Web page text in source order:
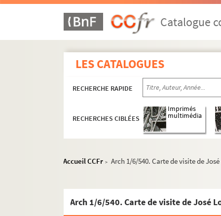
Catalogue
LES CATALOGUES
RECHERCHE RAPIDE
RECHERCHES CIBLÉES
Imprimés
multimédia
Accueil CCFr > Arch 1/6/540. Carte de visite de
Arch 1/6/540. Carte de visite de José
Pierre LAFARGUE
Elie LAMBERT
Colette LAMY-Lassale
Gabriel LAPLANE
Albert LAPRADE
Librairie LAROUSSE
Abbé LAROZA
Jean-Claude LASSERRE
Monique LAVALLEE
Alain P. LAVAUD
Robert LE BLANT
Marc LE BOT